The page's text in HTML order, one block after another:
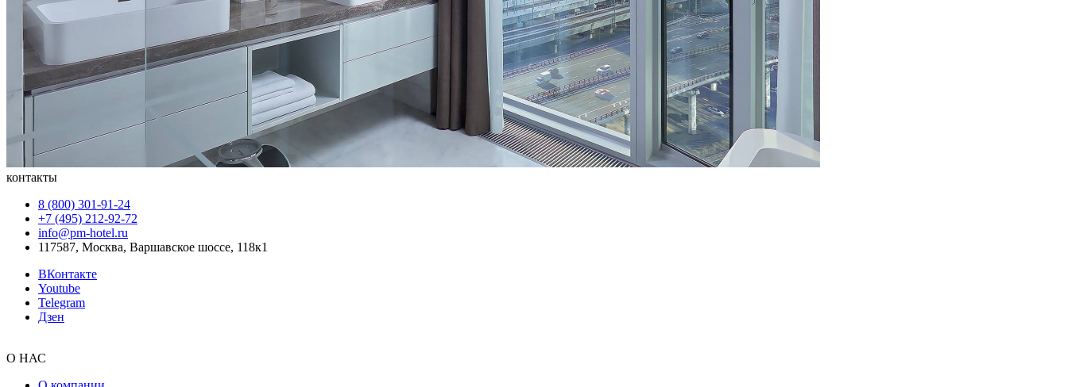
контакты
8 (800) 301‑91‑24
+7 (495) 212‑92‑72
info@pm-hotel.ru
117587, Москва, Варшавское шоссе, 118к1
ВКонтакте
Youtube
Telegram
Дзен
О НАС